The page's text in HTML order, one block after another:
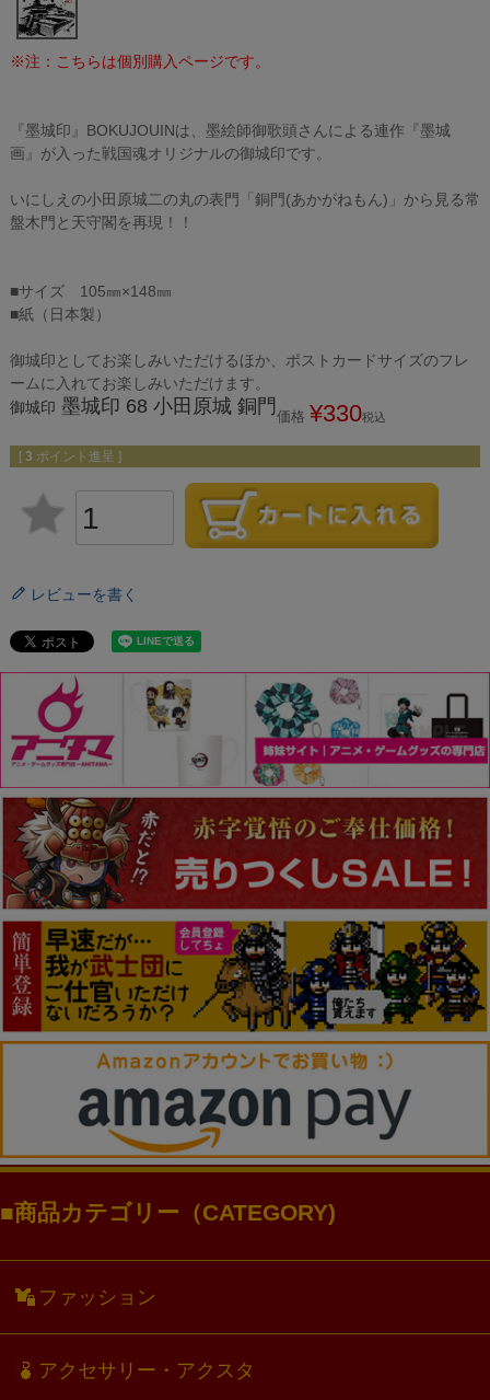
※注：こちらは個別購入ページです。
『墨城印』BOKUJOUINは、墨絵師御歌頭さんによる連作『墨城
画』が入った戦国魂オリジナルの御城印です。
いにしえの小田原城二の丸の表門「銅門(あかがねもん)」から見る常
盤木門と天守閣を再現！！
■サイズ 105㎜×148㎜
■紙（日本製）
御城印としてお楽しみいただけるほか、ポストカードサイズのフレ
ームに入れてお楽しみいただけます。
御城印 墨城印 68 小田原城 銅門 価格 ¥330税込
[ 3 ポイント進呈 ]
レビューを書く
商品カテゴリー（CATEGORY)
ファッション
アクセサリー・アクスタ